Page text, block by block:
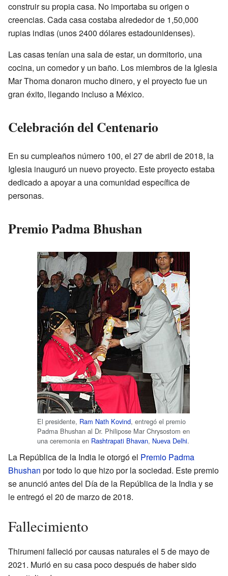
construir su propia casa. No importaba su origen o
creencias. Cada casa costaba alrededor de 1,50,000
rupias indias (unos 2400 dólares estadounidenses).
Las casas tenían una sala de estar, un dormitorio, una
cocina, un comedor y un baño. Los miembros de la Iglesia
Mar Thoma donaron mucho dinero, y el proyecto fue un
gran éxito, llegando incluso a México.
Celebración del Centenario
En su cumpleaños número 100, el 27 de abril de 2018, la
Iglesia inauguró un nuevo proyecto. Este proyecto estaba
dedicado a apoyar a una comunidad específica de
personas.
Premio Padma Bhushan
El presidente, Ram Nath Kovind, entregó el premio
Padma Bhushan al Dr. Philipose Mar Chrysostom en
una ceremonia en Rashtrapati Bhavan, Nueva Delhi.
La República de la India le otorgó el Premio Padma
Bhushan por todo lo que hizo por la sociedad. Este premio
se anunció antes del Día de la República de la India y se
le entregó el 20 de marzo de 2018.
Fallecimiento
Thirumeni falleció por causas naturales el 5 de mayo de
2021. Murió en su casa poco después de haber sido